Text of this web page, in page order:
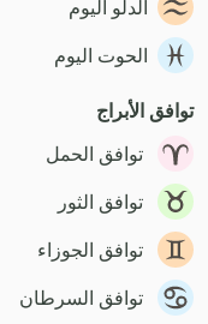
الدلو اليوم
الحوت اليوم
توافق الأبراج
توافق الحمل
توافق الثور
توافق الجوزاء
توافق السرطان